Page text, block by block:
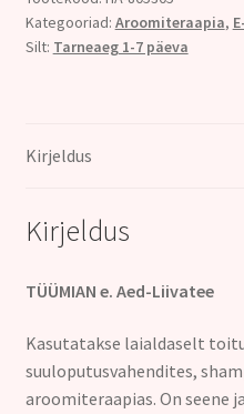
10ml
kogus
Kategooriad: Aroomiteraapia,
Silt: Tarneaeg 1-7 päeva
Kirjeldus
Kirjeldus
TÜÜMIAN e. Aed-Liivatee
Kasutatakse laialdaselt
suuloputusvahendites,
aroomiteraapias. On seene